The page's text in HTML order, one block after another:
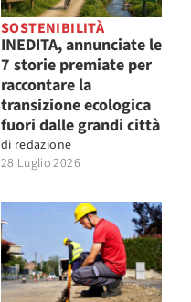
SOSTENIBILITÀ
INEDITA, annunciate le
7 storie premiate per
raccontare la
transizione ecologica
fuori dalle grandi città
di redazione
28 Luglio 2026